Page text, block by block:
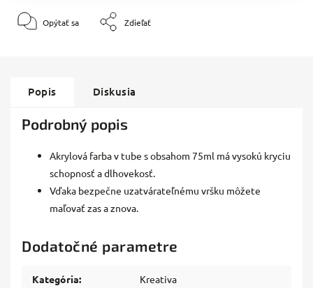
Opýtať sa Zdieľať
Popis Diskusia
Podrobný popis
Akrylová farba v tube s obsahom 75ml má vysokú kryciu
schopnosť a dlhovekosť.
Vďaka bezpečne uzatvárateľnému vršku môžete
maľovať zas a znova.
Dodatočné parametre
Kategória: Kreativa